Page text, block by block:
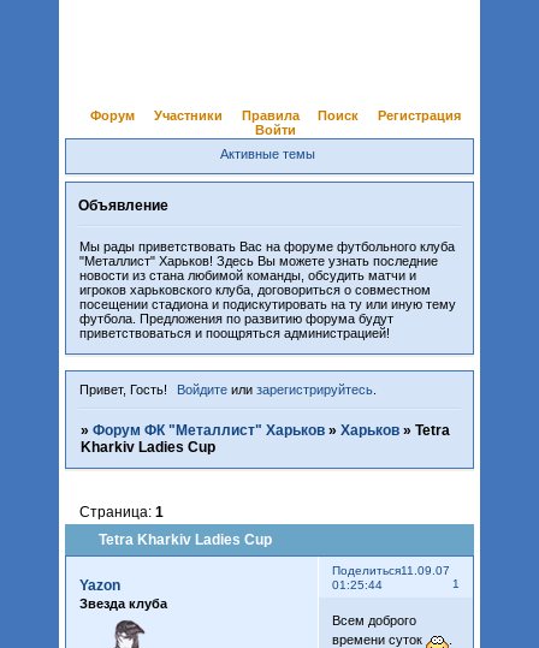
Форум Участники Правила Поиск
Регистрация
Войти
Активные темы
Объявление
Мы рады приветствовать Вас на форуме футбольного клуба
"Металлист" Харьков! Здесь Вы можете узнать последние
новости из стана любимой команды, обсудить матчи и
игроков харьковского клуба, договориться о совместном
посещении стадиона и подискутировать на ту или иную тему
футбола. Предложения по развитию форума будут
приветствоваться и поощряться администрацией!
Привет, Гость! Войдите илизарегистрируйтесь
» Форум ФК "Металлист" Харьков » Харьков » Tetra
Kharkiv Ladies Cup
Tetra Kharkiv Ladies Cup
Страница: 1
Поделиться
1
11.09.07
01:25:44
Yazon
Звезда клуба
Всем доброго
времени суток